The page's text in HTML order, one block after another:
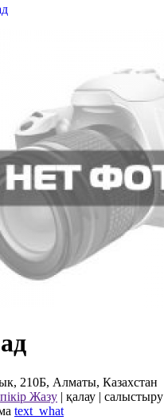
210Б, Алматы, Казахстан
пікір Жазу | қалау | салыстыру
text_what